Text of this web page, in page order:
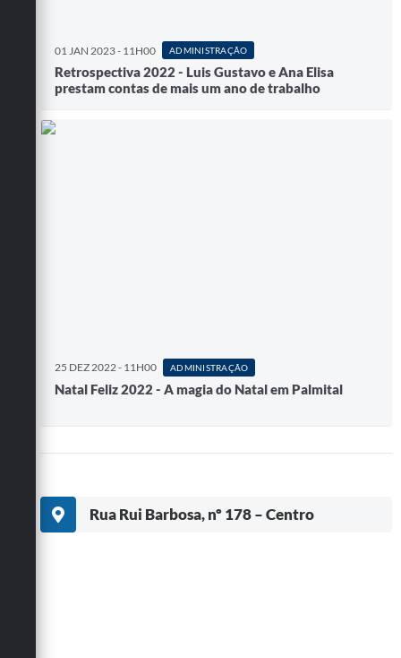
01 JAN 2023 - 11H00 ADMINISTRAÇÃO
Retrospectiva 2022 - Luis Gustavo e Ana Elisa
prestam contas de mais um ano de trabalho
25 DEZ 2022 - 11H00 ADMINISTRAÇÃO
Natal Feliz 2022 - A magia do Natal em Palmital
Rua Rui Barbosa, nº 178 – Centro